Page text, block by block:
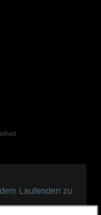
Laufenden zu